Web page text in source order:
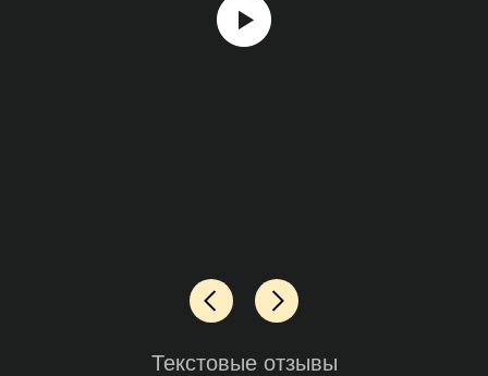
Текстовые отзывы